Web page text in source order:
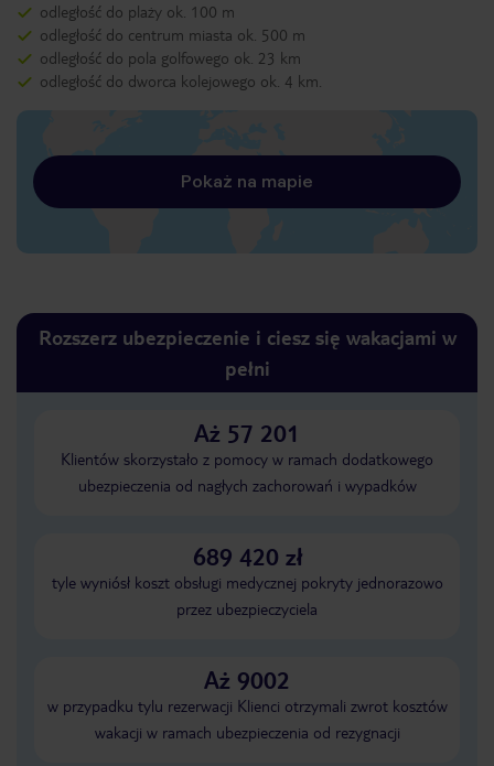
odległość do plaży ok. 100 m
odległość do centrum miasta ok. 500 m
odległość do pola golfowego ok. 23 km
odległość do dworca kolejowego ok. 4 km.
Pokaż na mapie
Rozszerz ubezpieczenie i ciesz się wakacjami w
pełni
Aż 57 201
Klientów skorzystało z pomocy w ramach dodatkowego
ubezpieczenia od nagłych zachorowań i wypadków
689 420 zł
tyle wyniósł koszt obsługi medycznej pokryty jednorazowo
przez ubezpieczyciela
Aż 9002
w przypadku tylu rezerwacji Klienci otrzymali zwrot kosztów
wakacji w ramach ubezpieczenia od rezygnacji